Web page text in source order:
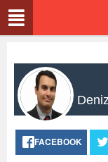
FACEBOOK